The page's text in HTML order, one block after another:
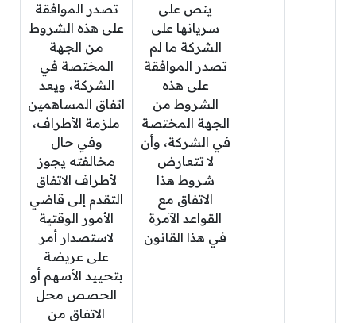
ينص على
سريانها على
الشركة ما لم
تصدر الموافقة
على هذه
الشروط من
الجهة المختصة
في الشركة، وأن
لا تتعارض
شروط هذا
الاتفاق مع
القواعد الآمرة
في هذا القانون
تصدر الموافقة
على هذه الشروط
من الجهة
المختصة في
الشركة، ويعد
اتفاق المساهمين
ملزمة الأطراف،
وفي حال
مخالفته يجوز
لأطراف الاتفاق
التقدم إلى قاضي
الأمور الوقتية
لاستصدار أمر
على عريضة
بتحييد الأسهم أو
الحصص محل
الاتفاق من